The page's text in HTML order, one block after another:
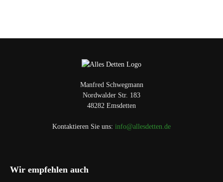
Manfred Schwegmann
Nordwalder Str. 183
48282 Emsdetten
Kontaktieren Sie uns: info@allesdetten.de
Wir empfehlen auch